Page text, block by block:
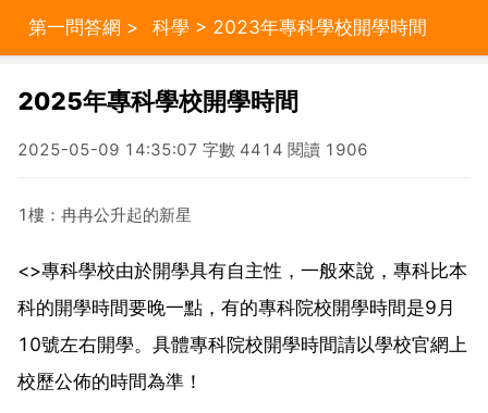
第一問答網 > 科學 > 2023年專科學校開學時間
2025年專科學校開學時間
2025-05-09 14:35:07 字數 4414 閱讀 1906
1樓：冉冉公升起的新星
<>專科學校由於開學具有自主性，一般來說，專科比本
科的開學時間要晚一點，有的專科院校開學時間是9月
10號左右開學。具體專科院校開學時間請以學校官網上
校歷公佈的時間為準！